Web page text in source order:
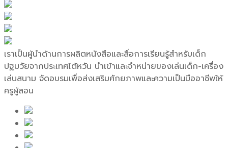
เราเป็นผู้นำด้านการผลิตหนังสือและสื่อการเรียนรู้สำหรับเด็ก
ปฐมวัยจากประเทศไต้หวัน นำเข้าและจำหน่ายของเล่นเด็ก-เครื่อง
เล่นสนาม จัดอบรมเพื่อส่งเสริมศักยภาพและความเป็นมืออาชีพให้
ครูผู้สอน